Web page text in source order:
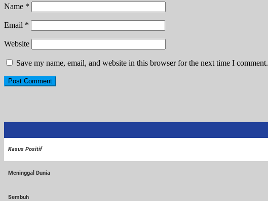
Name *
Email *
Website
Save my name, email, and website in this browser for the next time I comment.